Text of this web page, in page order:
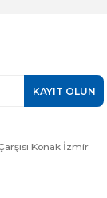
KAYIT OLUN
Konak İzmir